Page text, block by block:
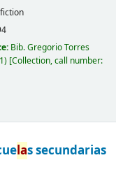
Bib. Gregorio Torres
Collection, call number:
las secundarias